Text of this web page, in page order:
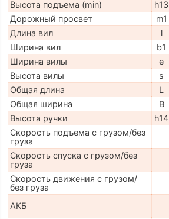
Высота подъема (min)
h13
Дорожный просвет
m1
Длина вил
l
Ширина вил
b1
Ширина вилы
e
Высота вилы
s
Общая длина
L
Общая ширина
B
Высота ручки
h14
Скорость подъема с грузом/без
груза
Скорость спуска с грузом/без
груза
Скорость движения с грузом/
без груза
АКБ